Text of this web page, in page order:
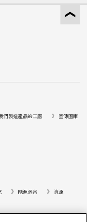
們製造產品的工廠
宣傳圖庫
能源洞察
資源